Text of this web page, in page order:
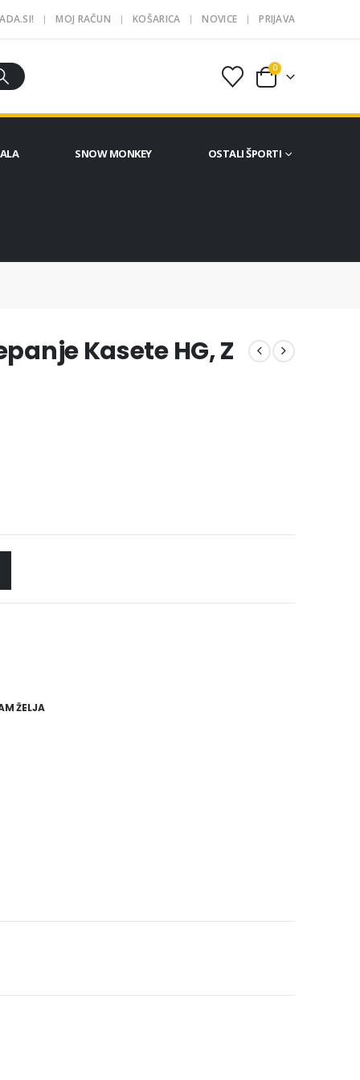
MOJ RAČUN KOŠARICA NOVICE PRIJAVA
0
SNOW MONKEY OSTALI ŠPORTI
Kasete HG, Z
ŽELJA